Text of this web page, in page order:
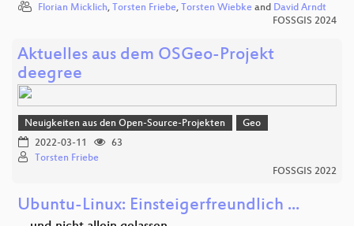
Florian Micklich, Torsten Friebe, Torsten Wiebke and David Arndt
FOSSGIS 2024
Aktuelles aus dem OSGeo-Projekt
deegree
Neuigkeiten aus den Open-Source-Projekten
Geo
2022-03-11
63
Torsten Friebe
FOSSGIS 2022
Ubuntu-Linux: Einsteigerfreundlich ...